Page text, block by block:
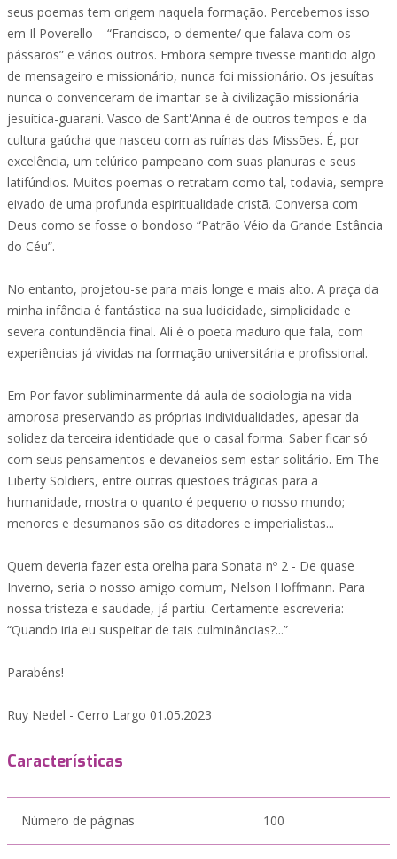
seus poemas tem origem naquela formação. Percebemos isso
em Il Poverello – “Francisco, o demente/ que falava com os
pássaros” e vários outros. Embora sempre tivesse mantido algo
de mensageiro e missionário, nunca foi missionário. Os jesuítas
nunca o convenceram de imantar-se à civilização missionária
jesuítica-guarani. Vasco de Sant'Anna é de outros tempos e da
cultura gaúcha que nasceu com as ruínas das Missões. É, por
excelência, um telúrico pampeano com suas planuras e seus
latifúndios. Muitos poemas o retratam como tal, todavia, sempre
eivado de uma profunda espiritualidade cristã. Conversa com
Deus como se fosse o bondoso “Patrão Véio da Grande Estância
do Céu”.
No entanto, projetou-se para mais longe e mais alto. A praça da
minha infância é fantástica na sua ludicidade, simplicidade e
severa contundência final. Ali é o poeta maduro que fala, com
experiências já vividas na formação universitária e profissional.
Em Por favor subliminarmente dá aula de sociologia na vida
amorosa preservando as próprias individualidades, apesar da
solidez da terceira identidade que o casal forma. Saber ficar só
com seus pensamentos e devaneios sem estar solitário. Em The
Liberty Soldiers, entre outras questões trágicas para a
humanidade, mostra o quanto é pequeno o nosso mundo;
menores e desumanos são os ditadores e imperialistas...
Quem deveria fazer esta orelha para Sonata nº 2 - De quase
Inverno, seria o nosso amigo comum, Nelson Hoffmann. Para
nossa tristeza e saudade, já partiu. Certamente escreveria:
“Quando iria eu suspeitar de tais culminâncias?...”
Parabéns!
Ruy Nedel - Cerro Largo 01.05.2023
Características
Número de páginas 100